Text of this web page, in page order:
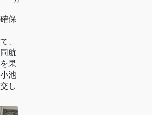
保
、
航
果
池
し